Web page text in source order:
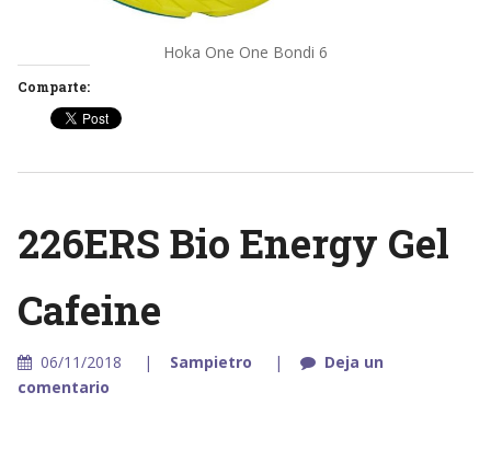
Hoka One One Bondi 6
Comparte:
226ERS Bio Energy Gel
Cafeine
06/11/2018 Sampietro
Deja un
comentario